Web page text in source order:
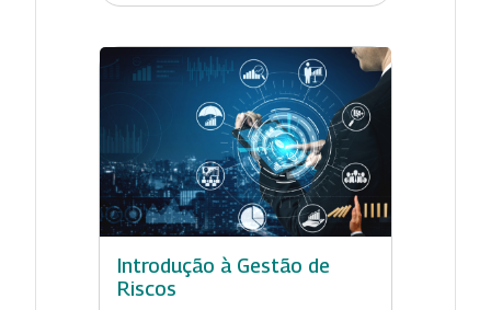
Introdução à Gestão de
Riscos